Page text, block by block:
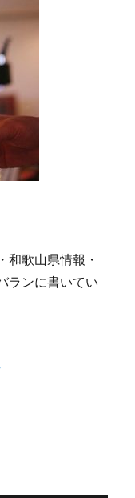
和歌山県情報・
ランに書いてい